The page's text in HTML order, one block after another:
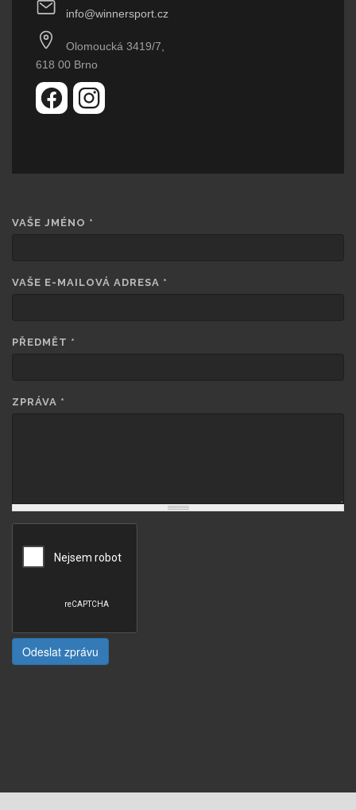
info@winnersport.cz
Olomoucká 3419/7,
618 00 Brno
VAŠE JMÉNO *
VAŠE E-MAILOVÁ ADRESA *
PŘEDMĚT *
ZPRÁVA *
Odeslat zprávu